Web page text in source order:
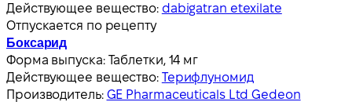
Действующее вещество: dabigatran etexilate
Отпускается по рецепту
Боксарид
Форма выпуска: Таблетки, 14 мг
Действующее вещество: Терифлуномид
Производитель: GE Pharmaceuticals Ltd Gedeon